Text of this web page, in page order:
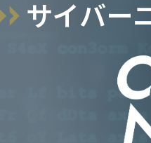
サイバー